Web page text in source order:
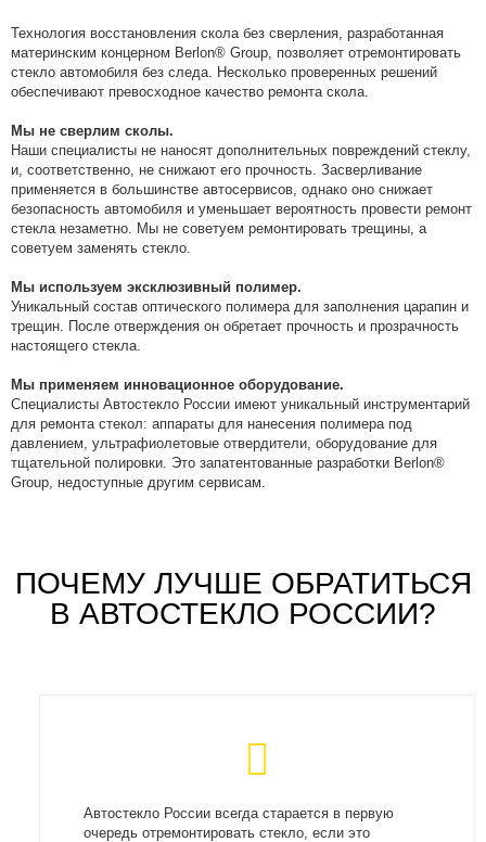
Технология восстановления скола без сверления, разработанная
материнским концерном Berlon® Group, позволяет отремонтировать
стекло автомобиля без следа. Несколько проверенных решений
обеспечивают превосходное качество ремонта скола.
Мы не сверлим сколы.
Наши специалисты не наносят дополнительных повреждений стеклу,
и, соответственно, не снижают его прочность. Засверливание
применяется в большинстве автосервисов, однако оно снижает
безопасность автомобиля и уменьшает вероятность провести ремонт
стекла незаметно. Мы не советуем ремонтировать трещины, а
советуем заменять стекло.
Мы используем эксклюзивный полимер.
Уникальный состав оптического полимера для заполнения царапин и
трещин. После отверждения он обретает прочность и прозрачность
настоящего стекла.
Мы применяем инновационное оборудование.
Специалисты Автостекло России имеют уникальный инструментарий
для ремонта стекол: аппараты для нанесения полимера под
давлением, ультрафиолетовые отвердители, оборудование для
тщательной полировки. Это запатентованные разработки Berlon®
Group, недоступные другим сервисам.
ПОЧЕМУ ЛУЧШЕ ОБРАТИТЬСЯ
В АВТОСТЕКЛО РОССИИ?
Автостекло России всегда старается в первую
очередь отремонтировать стекло, если это